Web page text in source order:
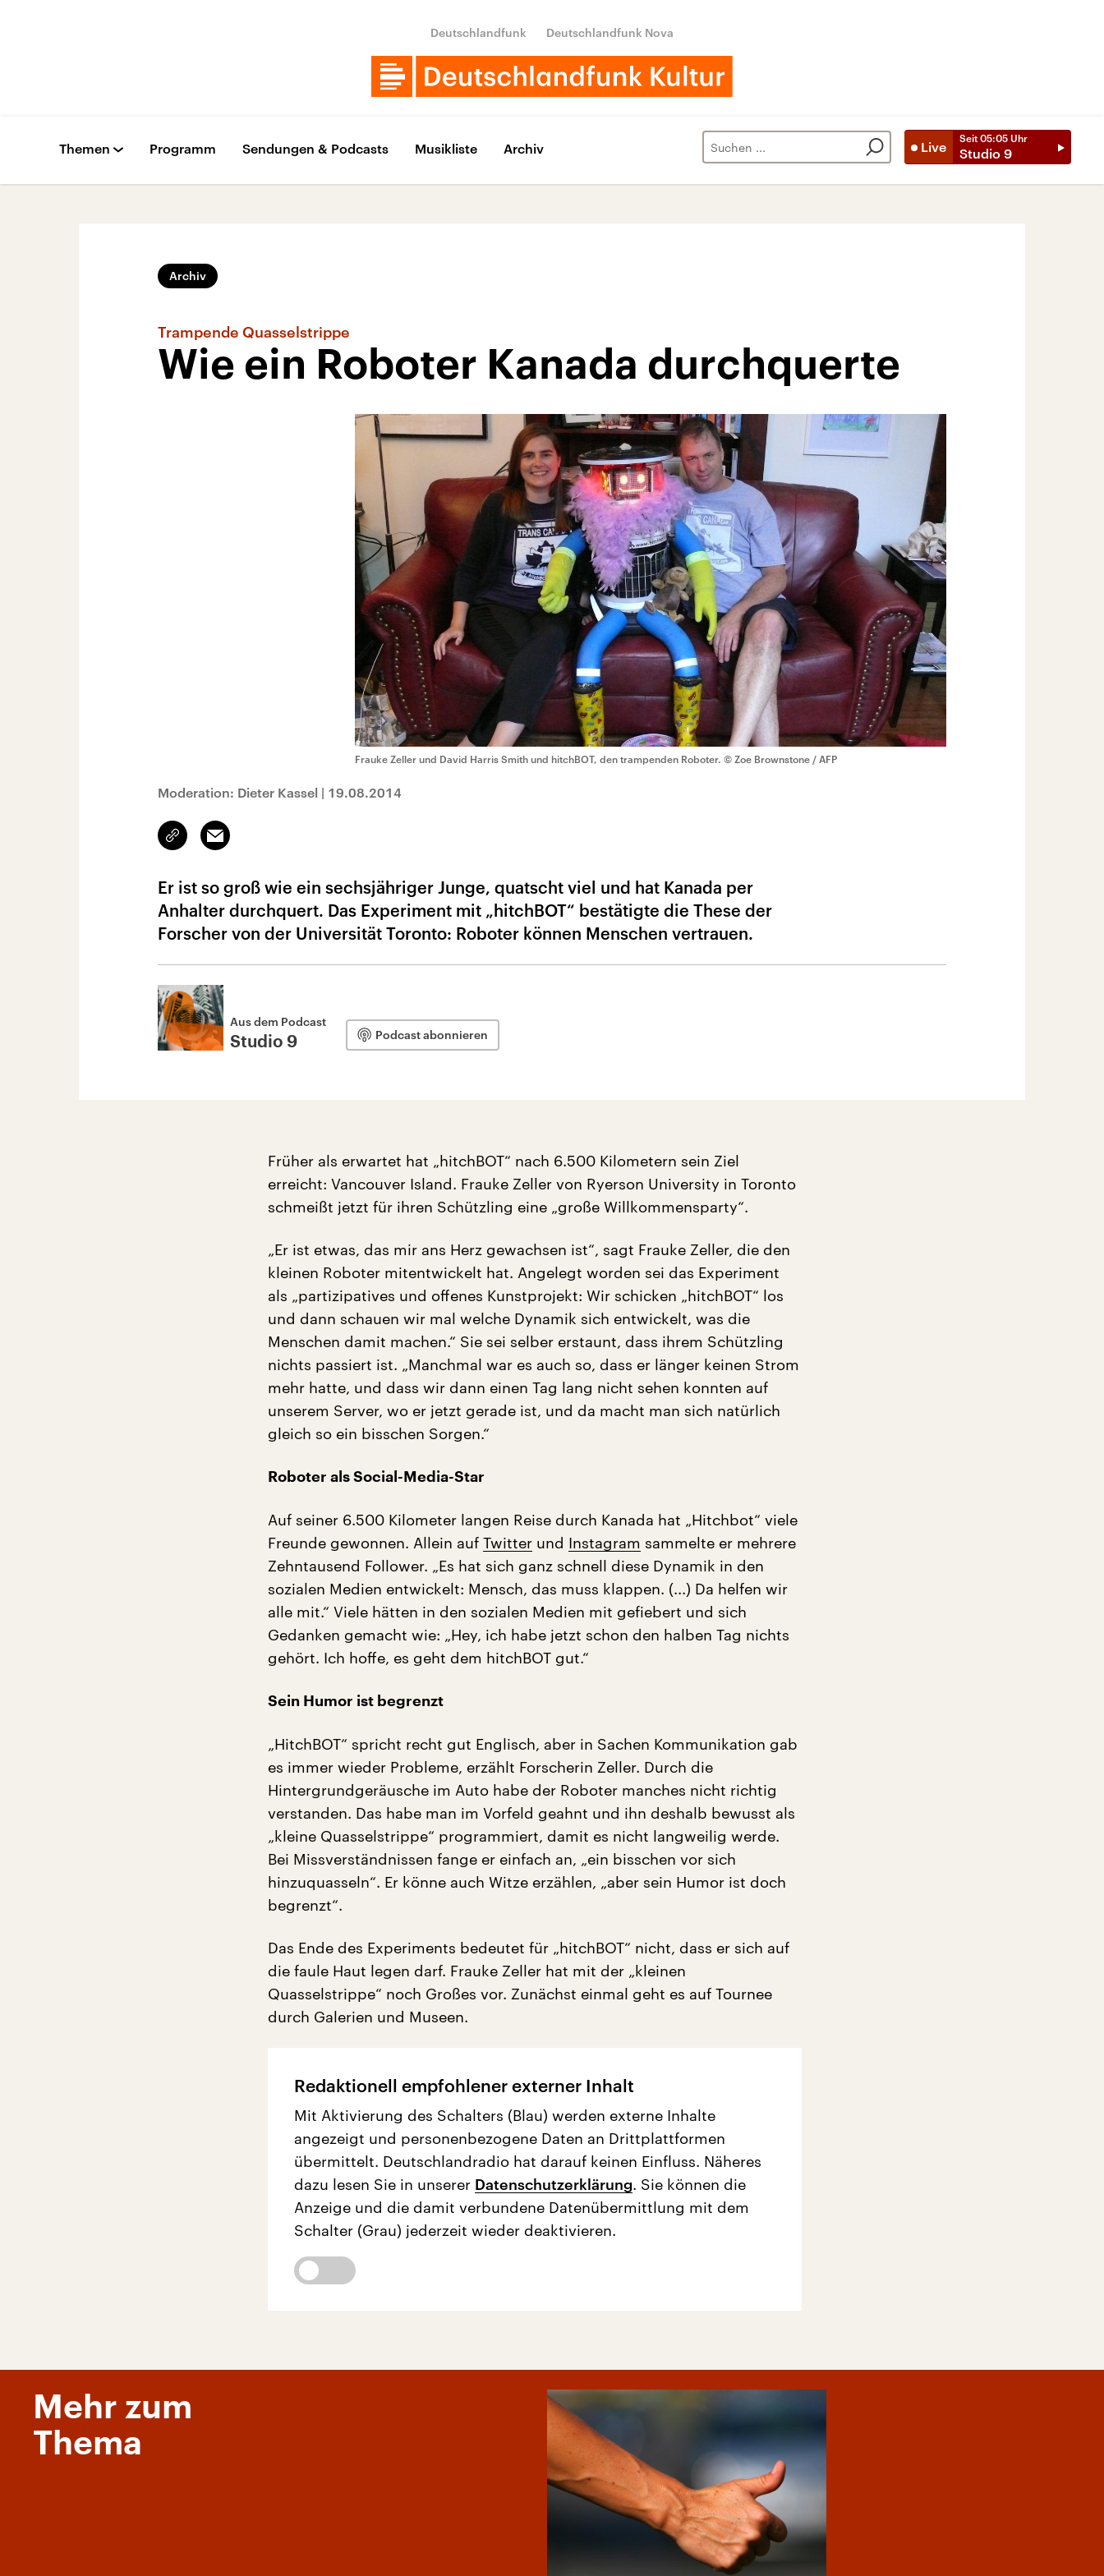
Deutschlandfunk Deutschlandfunk Nova
Live
Seit 05:05 Uhr
Studio 9
Themen Programm Sendungen & Podcasts Musikliste Archiv
Archiv
Trampende Quasselstrippe
Wie ein Roboter Kanada durchquerte
Frauke Zeller und David Harris Smith und hitchBOT, den trampenden Roboter. © Zoe Brownstone / AFP
Moderation: Dieter Kassel | 19.08.2014
Link
kopieren/teilen
Email
Er ist so groß wie ein sechsjähriger Junge, quatscht viel und hat Kanada per
Anhalter durchquert. Das Experiment mit „hitchBOT“ bestätigte die These der
Forscher von der Universität Toronto: Roboter können Menschen vertrauen.
Aus dem Podcast
Studio 9 Podcast abonnieren
Früher als erwartet hat „hitchBOT“ nach 6.500 Kilometern sein Ziel
erreicht: Vancouver Island. Frauke Zeller von Ryerson University in Toronto
schmeißt jetzt für ihren Schützling eine „große Willkommensparty“.
„Er ist etwas, das mir ans Herz gewachsen ist“, sagt Frauke Zeller, die den
kleinen Roboter mitentwickelt hat. Angelegt worden sei das Experiment
als „partizipatives und offenes Kunstprojekt: Wir schicken „hitchBOT“ los
und dann schauen wir mal welche Dynamik sich entwickelt, was die
Menschen damit machen.“ Sie sei selber erstaunt, dass ihrem Schützling
nichts passiert ist. „Manchmal war es auch so, dass er länger keinen Strom
mehr hatte, und dass wir dann einen Tag lang nicht sehen konnten auf
unserem Server, wo er jetzt gerade ist, und da macht man sich natürlich
gleich so ein bisschen Sorgen.“
Roboter als Social-Media-Star
Auf seiner 6.500 Kilometer langen Reise durch Kanada hat „Hitchbot“ viele
Freunde gewonnen. Allein auf Twitter und Instagram sammelte er mehrere
Zehntausend Follower. „Es hat sich ganz schnell diese Dynamik in den
sozialen Medien entwickelt: Mensch, das muss klappen. (...) Da helfen wir
alle mit.“ Viele hätten in den sozialen Medien mit gefiebert und sich
Gedanken gemacht wie: „Hey, ich habe jetzt schon den halben Tag nichts
gehört. Ich hoffe, es geht dem hitchBOT gut.“
Sein Humor ist begrenzt
„HitchBOT“ spricht recht gut Englisch, aber in Sachen Kommunikation gab
es immer wieder Probleme, erzählt Forscherin Zeller. Durch die
Hintergrundgeräusche im Auto habe der Roboter manches nicht richtig
verstanden. Das habe man im Vorfeld geahnt und ihn deshalb bewusst als
„kleine Quasselstrippe“ programmiert, damit es nicht langweilig werde.
Bei Missverständnissen fange er einfach an, „ein bisschen vor sich
hinzuquasseln“. Er könne auch Witze erzählen, „aber sein Humor ist doch
begrenzt“.
Das Ende des Experiments bedeutet für „hitchBOT“ nicht, dass er sich auf
die faule Haut legen darf. Frauke Zeller hat mit der „kleinen
Quasselstrippe“ noch Großes vor. Zunächst einmal geht es auf Tournee
durch Galerien und Museen.
Redaktionell empfohlener externer Inhalt
Mit Aktivierung des Schalters (Blau) werden externe Inhalte
angezeigt und personenbezogene Daten an Drittplattformen
übermittelt. Deutschlandradio hat darauf keinen Einfluss. Näheres
dazu lesen Sie in unserer Datenschutzerklärung. Sie können die
Anzeige und die damit verbundene Datenübermittlung mit dem
Schalter (Grau) jederzeit wieder deaktivieren.
Mehr zum
Thema